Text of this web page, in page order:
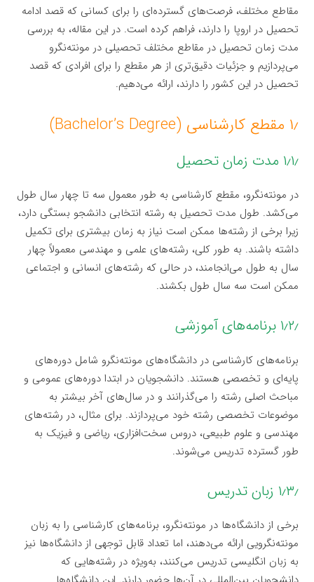
مقاطع مختلف، فرصت‌های گسترده‌ای را برای کسانی که قصد ادامه
تحصیل در اروپا را دارند، فراهم کرده است. در این مقاله، به بررسی
مدت زمان تحصیل در مقاطع مختلف تحصیلی در مونته‌نگرو
می‌پردازیم و جزئیات دقیق‌تری از هر مقطع را برای افرادی که قصد
تحصیل در این کشور را دارند، ارائه می‌دهیم.
۱٫ مقطع کارشناسی (Bachelor’s Degree)
۱٫۱٫ مدت زمان تحصیل
در مونته‌نگرو، مقطع کارشناسی به طور معمول سه تا چهار سال طول
می‌کشد. طول مدت تحصیل به رشته انتخابی دانشجو بستگی دارد،
زیرا برخی از رشته‌ها ممکن است نیاز به زمان بیشتری برای تکمیل
داشته باشند. به طور کلی، رشته‌های علمی و مهندسی معمولاً چهار
سال به طول می‌انجامند، در حالی که رشته‌های انسانی و اجتماعی
ممکن است سه سال طول بکشند.
۱٫۲٫ برنامه‌های آموزشی
برنامه‌های کارشناسی در دانشگاه‌های مونته‌نگرو شامل دوره‌های
پایه‌ای و تخصصی هستند. دانشجویان در ابتدا دوره‌های عمومی و
مباحث اصلی رشته را می‌گذرانند و در سال‌های آخر بیشتر به
موضوعات تخصصی رشته خود می‌پردازند. برای مثال، در رشته‌های
مهندسی و علوم طبیعی، دروس سخت‌افزاری، ریاضی و فیزیک به
طور گسترده تدریس می‌شوند.
۱٫۳٫ زبان تدریس
برخی از دانشگاه‌ها در مونته‌نگرو، برنامه‌های کارشناسی را به زبان
مونته‌نگرویی ارائه می‌دهند، اما تعداد قابل توجهی از دانشگاه‌ها نیز
به زبان انگلیسی تدریس می‌کنند، به‌ویژه در رشته‌هایی که